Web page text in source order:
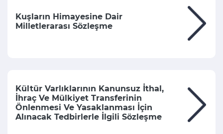
Kuşların Himayesine Dair
Milletlerarası Sözleşme
Kültür Varlıklarının Kanunsuz İthal,
İhraç Ve Mülkiyet Transferinin
Önlenmesi Ve Yasaklanması İçin
Alınacak Tedbirlerle İlgili Sözleşme